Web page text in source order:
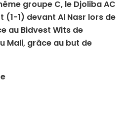
groupe C, le Djoliba AC
(1-1) devant Al Nasr lors de
au Bidvest Wits de
Mali, grâce au but de